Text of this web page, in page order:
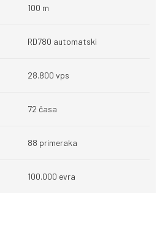
100 m
RD780 automatski
28.800 vps
72 časa
88 primeraka
100.000 evra